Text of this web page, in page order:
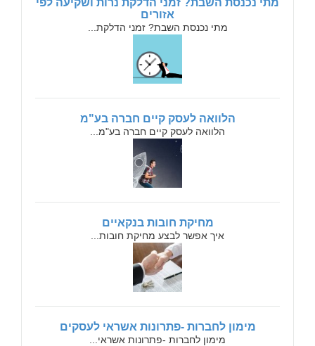
מתי נכנסת השבת? זמני הדלקת נרות ושקיעה לפי
אזורים
מתי נכנסת השבת? זמני הדלקת...
הלוואה לעסק קיים חברה בע"מ
הלוואה לעסק קיים חברה בע"מ...
מחיקת חובות בנקאיים
איך אפשר לבצע מחיקת חובות...
מימון לחברות -פתרונות אשראי לעסקים
מימון לחברות -פתרונות אשראי...